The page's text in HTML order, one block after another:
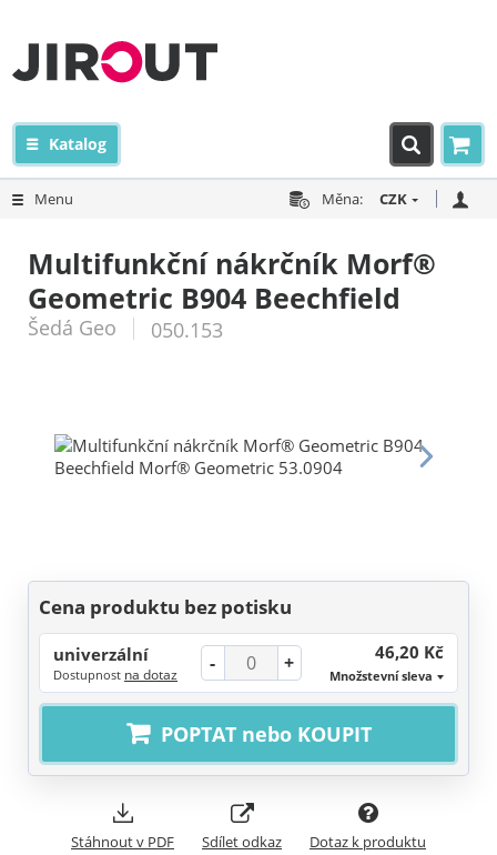
Katalog
Menu Měna: CZK
Multifunkční nákrčník Morf®
Geometric B904 Beechfield
Šedá Geo 050.153
Cena produktu bez potisku
univerzální
Dostupnost na dotaz - + 46,20 Kč
Množstevní sleva
POPTAT nebo KOUPIT
Stáhnout v PDF Sdílet odkaz Dotaz k produktu